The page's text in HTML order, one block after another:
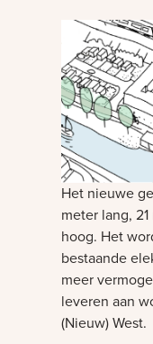
Het nieuwe
meter lang,
hoog. Het
bestaande
meer
leveren aan
(Nieuw) West.